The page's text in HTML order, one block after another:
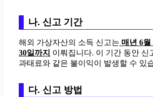
나. 신고 기간
해외 가상자산의 소득 신고는 매년 6월
30일까지 이뤄집니다. 이 기간 동안 신
과태료와 같은 불이익이 발생할 수 있
다. 신고 방법